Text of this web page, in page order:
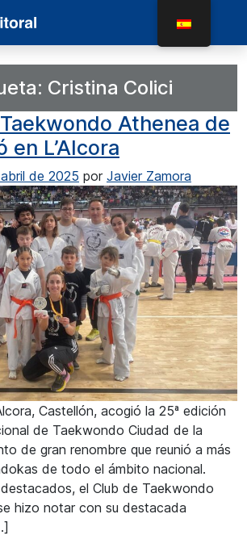
Cristina Colici
Athenea de
en L’Alcora
de 2025 por Javier Zamora
Castellón, acogió la 25ª edición
de Taekwondo Ciudad de la
de gran renombre que reunió a más
de todo el ámbito nacional.
el Club de Taekwondo
hizo notar con su destacada